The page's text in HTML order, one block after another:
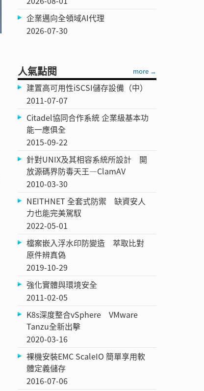
企業邁向全領域AI代理
2026-07-30
人氣點閱 more →
建置高可用性iSCSI儲存設備（中）
2011-07-07
Citadel協同合作系統 企業級基本功
能一應俱全
2015-09-22
針對UNIX及其相容系統所設計 開
放源碼界防毒天王—ClamAV
2010-03-30
NEITHNET 全套式防禦 缺資安人
力也能完美駕馭
2022-05-01
檔案嵌入浮水印防變造 萃取比對
原件辨真偽
2019-10-29
強化實體與環境安全
2011-02-05
K8s深度整合vSphere VMware
Tanzu全新出擊
2020-03-16
裸機安裝EMC ScaleIO 簡單享用軟
體定義儲存
2016-07-06